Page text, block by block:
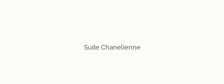
Suite Chanelienne